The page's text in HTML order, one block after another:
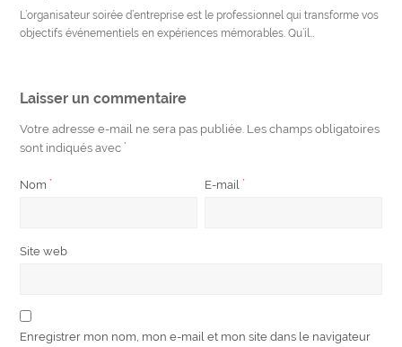
L’organisateur soirée d’entreprise est le professionnel qui transforme vos
objectifs événementiels en expériences mémorables. Qu’il…
Laisser un commentaire
Votre adresse e-mail ne sera pas publiée. Les champs obligatoires
sont indiqués avec*
Nom* E-mail*
Site web
Enregistrer mon nom, mon e-mail et mon site dans le navigateur